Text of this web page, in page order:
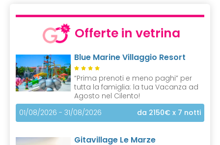
Offerte in vetrina
Blue Marine Villaggio Resort
“Prima prenoti e meno paghi” per
tutta la famiglia: la tua Vacanza ad
Agosto nel Cilento!
01/08/2026 - 31/08/2026
da 2150€ x 7 notti
Gitavillage Le Marze